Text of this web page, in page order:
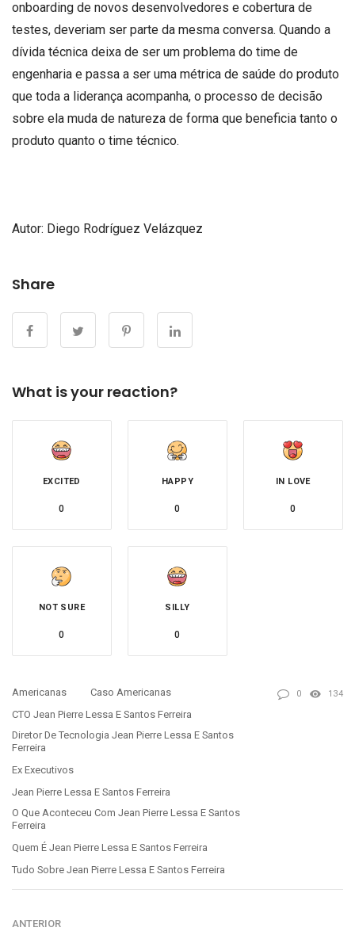
onboarding de novos desenvolvedores e cobertura de
testes, deveriam ser parte da mesma conversa. Quando a
dívida técnica deixa de ser um problema do time de
engenharia e passa a ser uma métrica de saúde do produto
que toda a liderança acompanha, o processo de decisão
sobre ela muda de natureza de forma que beneficia tanto o
produto quanto o time técnico.
Autor: Diego Rodríguez Velázquez
Share
What is your reaction?
EXCITED
0
HAPPY
0
IN LOVE
0
NOT SURE
0
SILLY
0
Americanas
Caso Americanas
CTO Jean Pierre Lessa E Santos Ferreira
Diretor De Tecnologia Jean Pierre Lessa E Santos
Ferreira
Ex Executivos
Jean Pierre Lessa E Santos Ferreira
O Que Aconteceu Com Jean Pierre Lessa E Santos
Ferreira
Quem É Jean Pierre Lessa E Santos Ferreira
Tudo Sobre Jean Pierre Lessa E Santos Ferreira
0 134
ANTERIOR